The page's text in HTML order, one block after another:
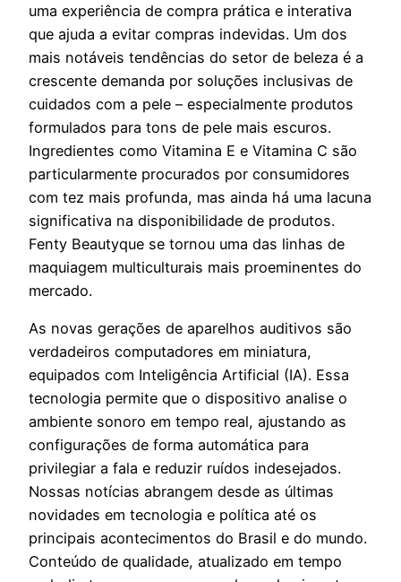
uma experiência de compra prática e interativa
que ajuda a evitar compras indevidas. Um dos
mais notáveis tendências do setor de beleza é a
crescente demanda por soluções inclusivas de
cuidados com a pele – especialmente produtos
formulados para tons de pele mais escuros.
Ingredientes como Vitamina E e Vitamina C são
particularmente procurados por consumidores
com tez mais profunda, mas ainda há uma lacuna
significativa na disponibilidade de produtos.
Fenty Beautyque se tornou uma das linhas de
maquiagem multiculturais mais proeminentes do
mercado.
As novas gerações de aparelhos auditivos são
verdadeiros computadores em miniatura,
equipados com Inteligência Artificial (IA). Essa
tecnologia permite que o dispositivo analise o
ambiente sonoro em tempo real, ajustando as
configurações de forma automática para
privilegiar a fala e reduzir ruídos indesejados.
Nossas notícias abrangem desde as últimas
novidades em tecnologia e política até os
principais acontecimentos do Brasil e do mundo.
Conteúdo de qualidade, atualizado em tempo